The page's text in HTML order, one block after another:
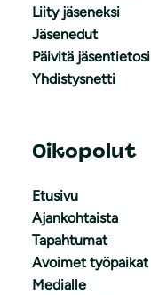
Liity jäseneksi
Jäsenedut
Päivitä jäsentietosi
Yhdistysnetti
Oikopolut
Etusivu
Ajankohtaista
Tapahtumat
Avoimet työpaikat
Medialle